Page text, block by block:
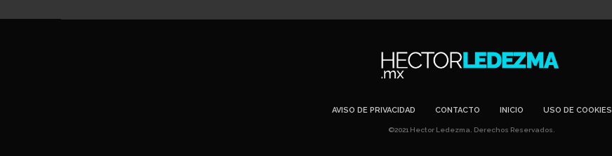
AVISO DE PRIVACIDAD CONTACTO INICIO USO DE COOKIES
©2021 Hector Ledezma. Derechos Reservados.